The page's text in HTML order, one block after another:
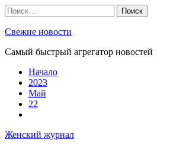
Skip
to
content
Найти:
Свежие новости
Самый быстрый агрегатор новостей
Начало
2023
Май
22
Женский журнал